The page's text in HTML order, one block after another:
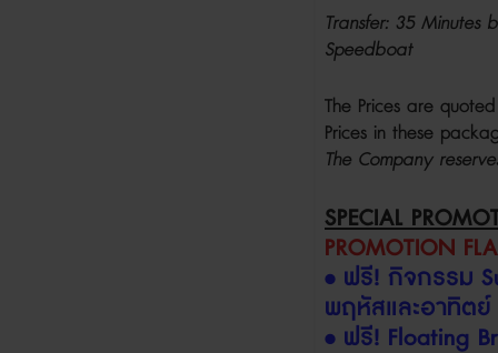
Transfer: 35
Speedboat
The Prices are
Prices in these
The Company
SPECIAL
PROMOTION
• ฟรี! กิจกรรม
พฤหัสและอาทิตย์
• ฟรี! Floating